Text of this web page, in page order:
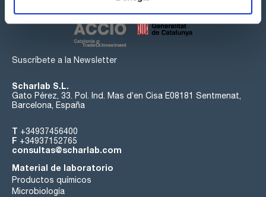
Suscríbete a la Newsletter
Scharlab S.L.
Gato Pérez, 33. Pol. Ind. Mas d’en Cisa E08181 Sentmenat,
Barcelona, España
T +34937456400
F +34937152765
consultas@scharlab.com
Material de laboratorio
Productos químicos
Microbiología